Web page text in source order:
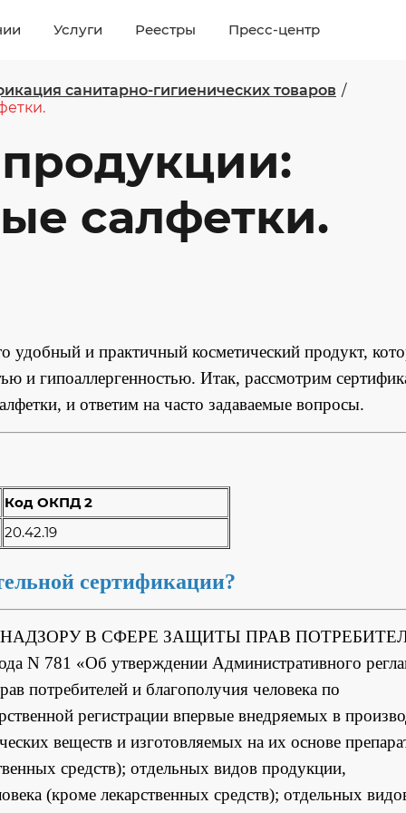
Услуги Реестры Пресс-центр
санитарно-гигиенических товаров /
салфетки.
удобный и практичный косметический продукт,
и гипоаллергенностью. Итак, рассмотрим
и ответим на часто задаваемые вопросы.
Код ОКПД 2
20.42.19
сертификации?
НАДЗОРУ В СФЕРЕ ЗАЩИТЫ ПРАВ
«Об утверждении Административного
потребителей и благополучия человека по
регистрации впервые внедряемых в
веществ и изготовляемых на их основе
средств); отдельных видов продукции,
(кроме лекарственных средств); отдельных